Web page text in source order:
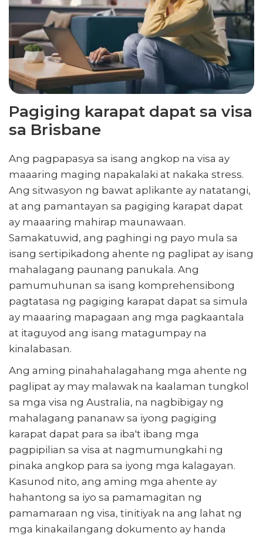
Pagiging karapat dapat sa visa
sa Brisbane
Ang pagpapasya sa isang angkop na visa ay
maaaring maging napakalaki at nakaka stress.
Ang sitwasyon ng bawat aplikante ay natatangi,
at ang pamantayan sa pagiging karapat dapat
ay maaaring mahirap maunawaan.
Samakatuwid, ang paghingi ng payo mula sa
isang sertipikadong ahente ng paglipat ay isang
mahalagang paunang panukala. Ang
pamumuhunan sa isang komprehensibong
pagtatasa ng pagiging karapat dapat sa simula
ay maaaring mapagaan ang mga pagkaantala
at itaguyod ang isang matagumpay na
kinalabasan.
Ang aming pinahahalagahang mga ahente ng
paglipat ay may malawak na kaalaman tungkol
sa mga visa ng Australia, na nagbibigay ng
mahalagang pananaw sa iyong pagiging
karapat dapat para sa iba't ibang mga
pagpipilian sa visa at nagmumungkahi ng
pinaka angkop para sa iyong mga kalagayan.
Kasunod nito, ang aming mga ahente ay
hahantong sa iyo sa pamamagitan ng
pamamaraan ng visa, tinitiyak na ang lahat ng
mga kinakailangang dokumento ay handa